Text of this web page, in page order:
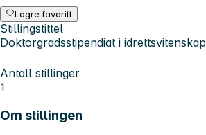
Lagre favoritt
Stillingstittel
Doktorgradsstipendiat i idrettsvitenskap
Antall stillinger
1
Om stillingen